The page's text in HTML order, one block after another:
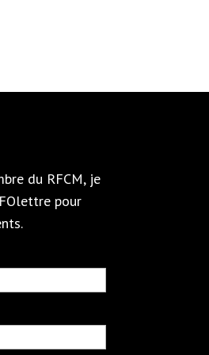
du RFCM, je
pour